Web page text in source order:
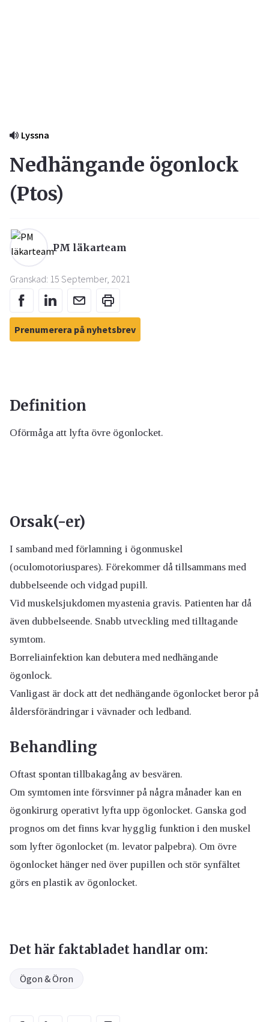
Lyssna
Nedhängande ögonlock
(Ptos)
PM läkarteam
Granskad: 15 September, 2021
Prenumerera på nyhetsbrev
Definition
Oförmåga att lyfta övre ögonlocket.
Orsak(-er)
I samband med förlamning i ögonmuskel
(oculomotoriuspares). Förekommer då tillsammans med
dubbelseende och vidgad pupill.
Vid muskelsjukdomen myastenia gravis. Patienten har då
även dubbelseende. Snabb utveckling med tilltagande
symtom.
Borreliainfektion kan debutera med nedhängande
ögonlock.
Vanligast är dock att det nedhängande ögonlocket beror på
åldersförändringar i vävnader och ledband.
Behandling
Oftast spontan tillbakagång av besvären.
Om symtomen inte försvinner på några månader kan en
ögonkirurg operativt lyfta upp ögonlocket. Ganska god
prognos om det finns kvar hygglig funktion i den muskel
som lyfter ögonlocket (m. levator palpebra). Om övre
ögonlocket hänger ned över pupillen och stör synfältet
görs en plastik av ögonlocket.
Det här faktabladet handlar om:
Ögon & Öron